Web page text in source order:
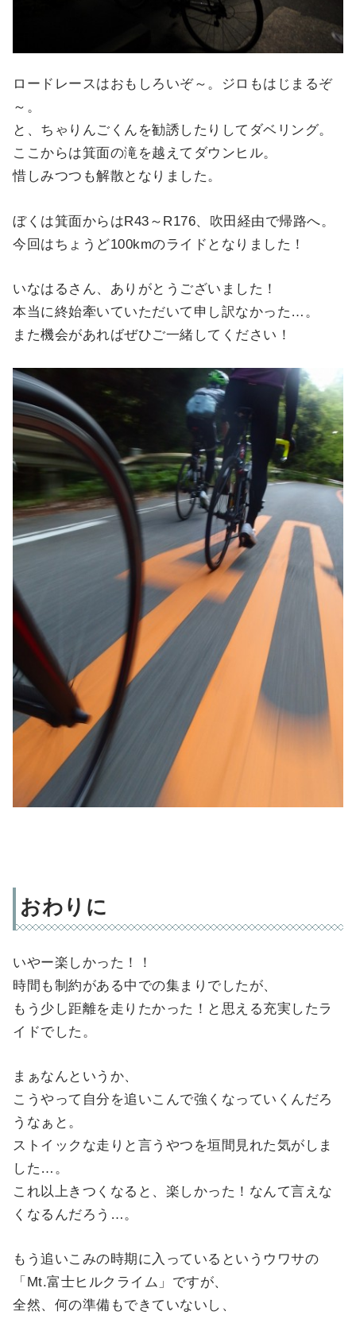
ロードレースはおもしろいぞ～。ジロもはじまるぞ
～。
と、ちゃりんごくんを勧誘したりしてダベリング。
ここからは箕面の滝を越えてダウンヒル。
惜しみつつも解散となりました。
ぼくは箕面からはR43～R176、吹田経由で帰路へ。
今回はちょうど100kmのライドとなりました！
いなはるさん、ありがとうございました！
本当に終始牽いていただいて申し訳なかった…。
また機会があればぜひご一緒してください！
おわりに
いやー楽しかった！！
時間も制約がある中での集まりでしたが、
もう少し距離を走りたかった！と思える充実したラ
イドでした。
まぁなんというか、
こうやって自分を追いこんで強くなっていくんだろ
うなぁと。
ストイックな走りと言うやつを垣間見れた気がしま
した…。
これ以上きつくなると、楽しかった！なんて言えな
くなるんだろう…。
もう追いこみの時期に入っているというウワサの
「Mt.富士ヒルクライム」ですが、
全然、何の準備もできていないし、